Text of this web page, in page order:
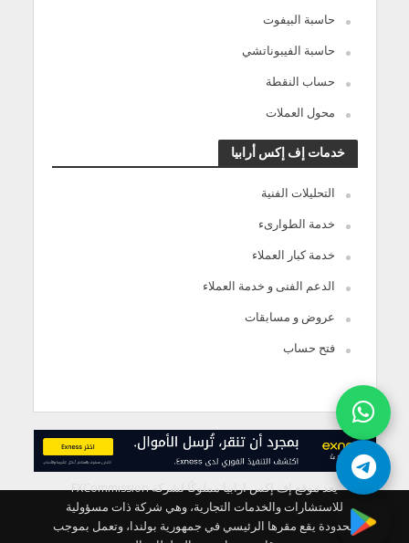
حاسبة البيفوت
حاسبة الفيبوناتشي
حساب النقطة
محول العملات
خدمات إف إكس أرابيا
التحليلات الفنية
خدمة الطوارىء
خدمة كبار العملاء
الدعم الفنى و خدمة العملاء
عروض و مسابقات
فتح حساب
يعد موقع إف إكس ارابيا مملوكًا لشركة FXCommission
للاستشارات والخدمات التجارية، وهي شركة ذات مسؤولية
محدودة يقع مقرها الرئيسي في جمهورية بولندا، وتعمل بموجب